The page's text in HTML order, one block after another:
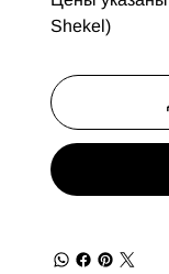
Shekel)